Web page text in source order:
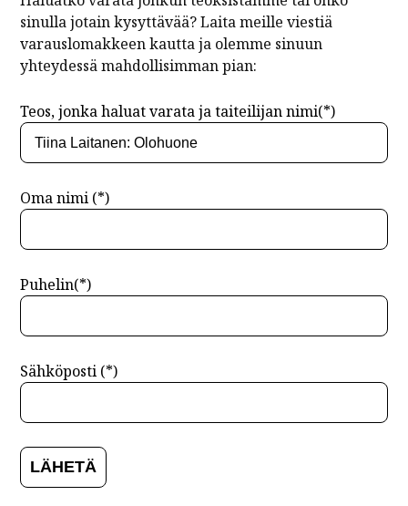
sinulla jotain kysyttävää? Laita meille viestiä
varauslomakkeen kautta ja olemme sinuun
yhteydessä mahdollisimman pian:
Teos, jonka haluat varata ja taiteilijan nimi(*)
Oma nimi (*)
Puhelin(*)
Sähköposti (*)